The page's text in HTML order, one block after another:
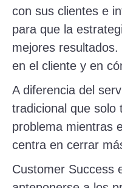
con sus clientes e
para que la
mejores
en el cliente y en
A diferencia del
tradicional que solo
problema mientras
centra en cerrar
Customer Success